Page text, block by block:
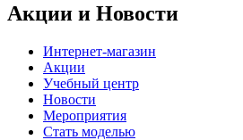
Акции и Новости
Интернет-магазин
Акции
Учебный центр
Новости
Мероприятия
Стать моделью